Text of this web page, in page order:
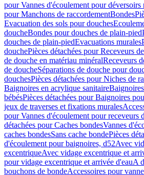
pour Vannes d'écoulement pour déversoirs
pour Manchons de raccordementBondes
Evacuation des sols pour douches
doucheBondes pour douches de plain-pied
douches de plain-piedEvacuations murales
douchePièces détachées pour Receveurs
de douche en matériau minéralReceveurs
de doucheSéparations de douche pour
douchesPièces détachées pour Niches de
Baignoires en acrylique sanitaire
bébésPièces détachées pour Baignoires
jeux de traverses et fixations murales
pour Vannes d'écoulement pour receveurs
détachées pour Caches bondesVannes
caches bondesSans cache bondePièces
d'écoulement pour baignoires, d52Avec
excentriqueAvec vidage excentrique et
pour vidage excentrique et arrivée d'eauA
bouchons de bondeAccessoires pour